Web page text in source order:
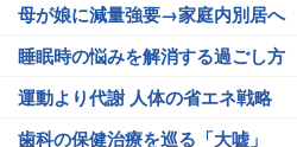
母が娘に減量強要→家庭内別居へ
睡眠時の悩みを解消する過ごし方
運動より代謝 人体の省エネ戦略
歯科の保健治療を巡る「大嘘」